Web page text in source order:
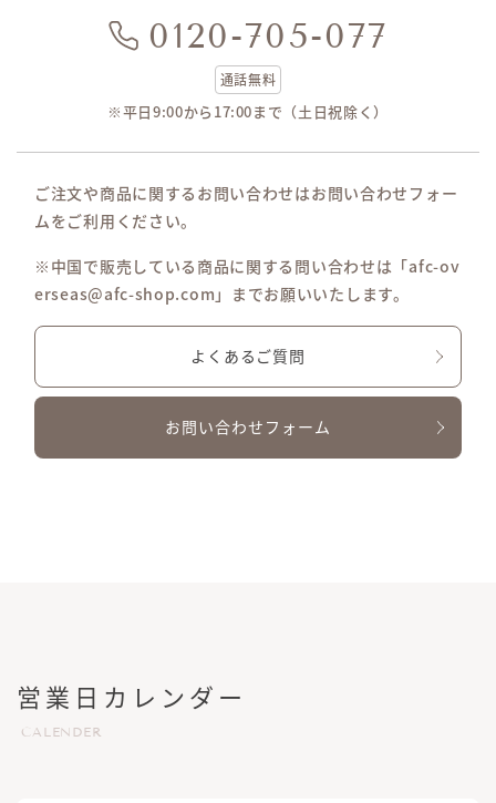
0120-705-077
通話無料
※平日9:00から17:00まで（土日祝除く）
ご注文や商品に関するお問い合わせはお問い合わせフォー
ムをご利用ください。
※中国で販売している商品に関する問い合わせは「afc-ov
erseas@afc-shop.com」までお願いいたします。
よくあるご質問
お問い合わせフォーム
営業日カレンダー
CALENDER